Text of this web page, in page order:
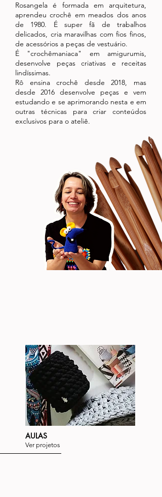
Rosangela é formada em arquitetura,
aprendeu crochê em meados dos anos
de 1980. É super fã de trabalhos
delicados, cria maravilhas com fios finos,
de acessórios a peças de vestuário.
É "crochêmaniaca" em amigurumis,
desenvolve peças criativas e receitas
lindíssimas.
Rô ensina crochê desde 2018, mas
desde 2016 desenvolve peças e vem
estudando e se aprimorando nesta e em
outras técnicas para criar conteúdos
exclusivos para o ateliê.
AULAS
Ver projetos